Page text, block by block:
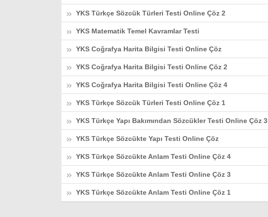
YKS Türkçe Sözcük Türleri Testi Online Çöz 2
YKS Matematik Temel Kavramlar Testi
YKS Coğrafya Harita Bilgisi Testi Online Çöz
YKS Coğrafya Harita Bilgisi Testi Online Çöz 2
YKS Coğrafya Harita Bilgisi Testi Online Çöz 4
YKS Türkçe Sözcük Türleri Testi Online Çöz 1
YKS Türkçe Yapı Bakımından Sözcükler Testi Online Çöz 3
YKS Türkçe Sözcükte Yapı Testi Online Çöz
YKS Türkçe Sözcükte Anlam Testi Online Çöz 4
YKS Türkçe Sözcükte Anlam Testi Online Çöz 3
YKS Türkçe Sözcükte Anlam Testi Online Çöz 1